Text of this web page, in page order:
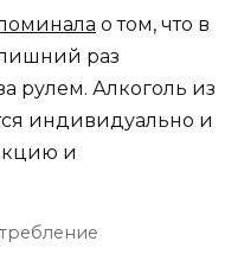
о том, что в
раз
рулем. Алкоголь из
индивидуально и
и